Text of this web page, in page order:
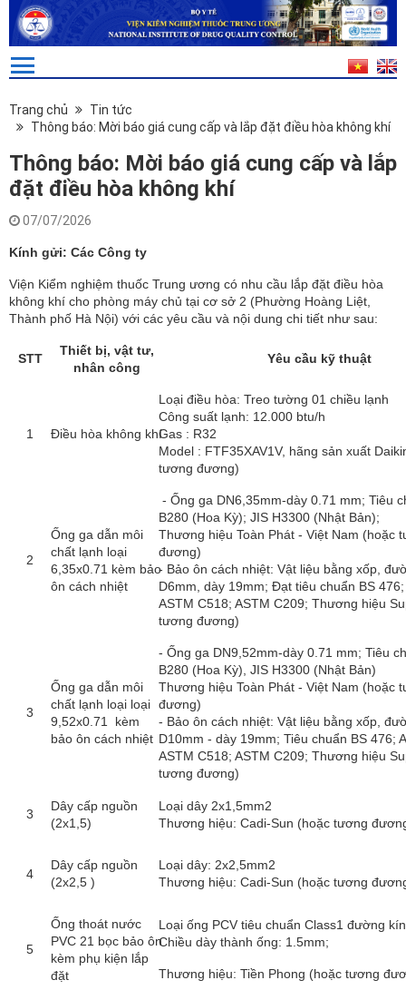
Trang chủ
Tin tức
Thông báo: Mời báo giá cung cấp và lắp đặt điều hòa không khí
Thông báo: Mời báo giá cung cấp và lắp
đặt điều hòa không khí
07/07/2026
Kính gửi: Các Công ty
Viện Kiểm nghiệm thuốc Trung ương có nhu cầu lắp đặt điều hòa
không khí cho phòng máy chủ tại cơ sở 2 (Phường Hoàng Liệt,
Thành phố Hà Nội) với các yêu cầu và nội dung chi tiết như sau:
STT
Thiết bị, vật tư,
nhân công
Yêu cầu kỹ thuật
1 Điều hòa không khí
Loại điều hòa: Treo tường 01 chiều lạnh
Công suất lạnh: 12.000 btu/h
Gas : R32
Model : FTF35XAV1V, hãng sản xuất
tương đương)
2
Ống ga dẫn môi
chất lạnh loại
6,35x0.71 kèm bảo
ôn cách nhiệt
- Ống ga DN6,35mm-dày 0.71 mm; Tiêu
B280 (Hoa Kỳ); JIS H3300 (Nhật Bản);
Thương hiệu Toàn Phát - Việt Nam (hoặc
đương)
- Bảo ôn cách nhiệt: Vật liệu bằng xốp,
D6mm, dày 19mm; Đạt tiêu chuẩn BS
ASTM C518; ASTM C209; Thương hiệu
tương đương)
3
Ống ga dẫn môi
chất lạnh loại loại
9,52x0.71 kèm
bảo ôn cách nhiệt
- Ống ga DN9,52mm-dày 0.71 mm; Tiêu
B280 (Hoa Kỳ), JIS H3300 (Nhật Bản)
Thương hiệu Toàn Phát - Việt Nam (hoặc
đương)
- Bảo ôn cách nhiệt: Vật liệu bằng xốp,
D10mm - dày 19mm; Tiêu chuẩn BS 476;
ASTM C518; ASTM C209; Thương hiệu
tương đương)
3
Dây cấp nguồn
(2x1,5)
Loại dây 2x1,5mm2
Thương hiệu: Cadi-Sun (hoặc tương
4
Dây cấp nguồn
(2x2,5 )
Loại dây: 2x2,5mm2
Thương hiệu: Cadi-Sun (hoặc tương
5
Ống thoát nước
PVC 21 bọc bảo ôn
kèm phụ kiện lắp
đặt
Loại ống PCV tiêu chuẩn Class1 đường
Chiều dày thành ống: 1.5mm;
Thương hiệu: Tiền Phong (hoặc tương